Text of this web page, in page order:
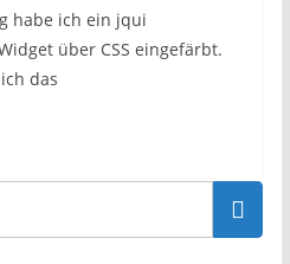
habe ich ein jqui
über CSS eingefärbt.
das